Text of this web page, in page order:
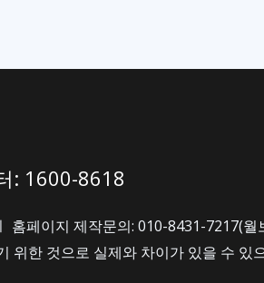
: 1600-8618
홈페이지 제작문의: 010-8431-7217(
위한 것으로 실제와 차이가 있을 수 있